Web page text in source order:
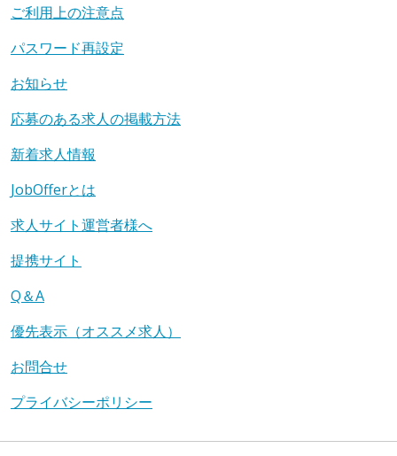
ご利用上の注意点
パスワード再設定
お知らせ
応募のある求人の掲載方法
新着求人情報
JobOfferとは
求人サイト運営者様へ
提携サイト
Q＆A
優先表示（オススメ求人）
お問合せ
プライバシーポリシー